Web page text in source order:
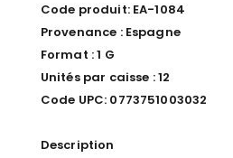
Code produit: EA-1084
Provenance : Espagne
Format : 1 G
Unités par caisse : 12
Code UPC: 0773751003032
Description